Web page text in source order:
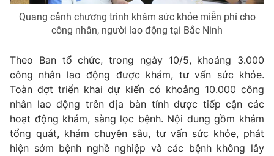
Cơ quan báo chí:Thời báo VTV
Giấy phép hoạt động báo in và báo điện tử số 483/GP-BTTTT
cấp ngày 29/12/2023
Phó Tổng Biên tập:
Nguyễn Thị Mỹ Hạnh, Phạm Quốc Thắng,
Nguyễn Trọng Ninh
Tổng đài VTV:
024.38 355 931 - 024.38 355 932
Ðiện thoại Thời báo VTV:024.66 897 897
Email: toasoan@vtv.vn
Liên hệ quảng cáo:024-7300.7108
Quang cảnh chương trình khám sức khỏe miễn phí cho
công nhân, người lao động tại Bắc Ninh
Theo Ban tổ chức, trong ngày 10/5, khoảng 3.000
công nhân lao động được khám, tư vấn sức khỏe.
Toàn đợt triển khai dự kiến có khoảng 10.000 công
nhân lao động trên địa bàn tỉnh được tiếp cận các
hoạt động khám, sàng lọc bệnh. Nội dung gồm khám
tổng quát, khám chuyên sâu, tư vấn sức khỏe, phát
hiện sớm bệnh nghề nghiệp và các bệnh không lây